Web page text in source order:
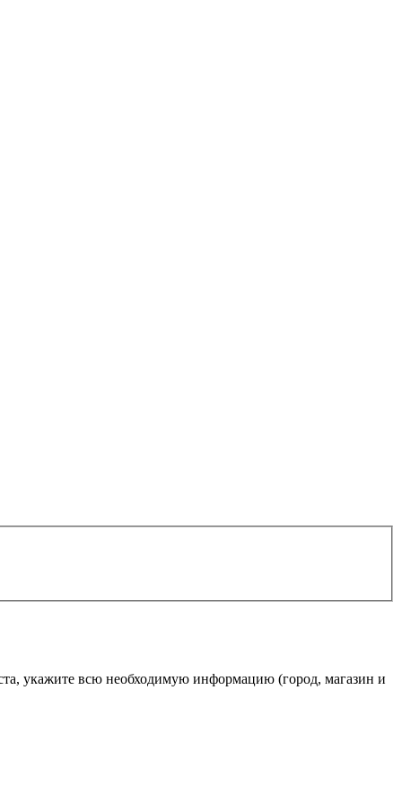
укажите всю необходимую информацию (город, магазин и